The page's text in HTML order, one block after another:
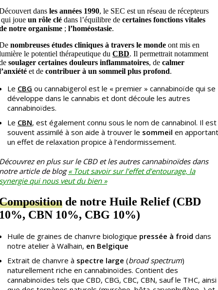
dans les années 1990, le SEC est un réseau de récepteurs
joue un rôle clé dans l’équilibre de certaines fonctions vitales
notre organisme ; l’homéostasie.
nombreuses études cliniques à travers le monde ont mis en
le potentiel thérapeutique du CBD. Il permettrait notamment
soulager certaines douleurs inflammatoires, de calmer
et de contribuer à un sommeil plus profond.
Le CBG ou cannabigerol est le « premier » cannabinoïde qui se
développe dans le cannabis et dont découle les autres
cannabinoïdes.
Le CBN, est également connu sous le nom de cannabinol. Il est
souvent assimilé à son aide à trouver le sommeil en apportant
un effet de relaxation propice à l’endormissement.
en plus sur le CBD et les autres cannabinoïdes dans
article de blog« Tout savoir sur l’effet d’entourage, la
qui nous veut du bien »
de notre Huile Relief (CBD
CBN 10%, CBG 10%)
Huile de graines de chanvre biologique pressée à froid dans
notre atelier à Walhain, en Belgique
Extrait de chanvre à spectre large (broad spectrum)
naturellement riche en cannabinoïdes. Contient des
cannabinoïdes tels que CBD, CBG, CBC, CBN, sauf le THC, ainsi